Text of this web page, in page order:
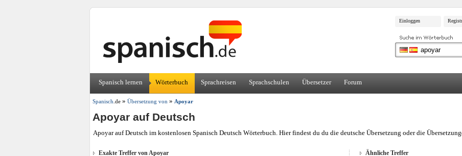
Einloggen
Spanisch lernen Wörterbuch Sprachreisen Sprachschulen Übersetzer Forum
Spanisch .de » Übersetzung von » Apoyar
Apoyar auf Deutsch
Apoyar auf Deutsch im kostenlosen Spanisch Deutsch Wörterbuch. Hier findest du du die deutsche Übersetzung oder die
Exakte Treffer von Apoyar Ähnliche Treffer